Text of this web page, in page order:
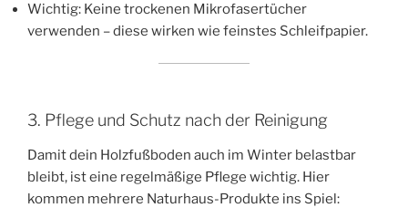
Wichtig: Keine trockenen Mikrofasertücher
verwenden – diese wirken wie feinstes Schleifpapier.
3. Pflege und Schutz nach der Reinigung
Damit dein Holzfußboden auch im Winter belastbar
bleibt, ist eine regelmäßige Pflege wichtig. Hier
kommen mehrere Naturhaus-Produkte ins Spiel: